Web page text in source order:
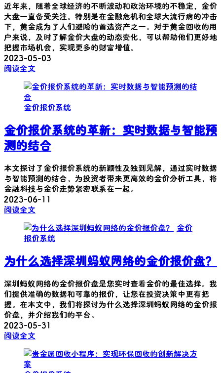
近年来，随着全球经济的不断波动和政治环境的不稳定，金价
大盘一直备受关注。特别是在金融危机和全球大流行病的冲击
下，黄金成为了人们避险的首选资产之一。对于黄金回收的用
户来说，及时了解金价大盘的动态变化，可以帮助他们更好地
把握市场机会，实现更多的财富增值。
2023-05-03
阅读全文
金价报价系统
金价报价系统的革新：实时数据与智能预
测的结合
本文探讨了金价报价系统的新颖性及独到见解，通过实时数据
与智能预测的结合，为投资者带来更高效的金价分析工具，将
金融科技与金价走势紧密联系在一起。
2023-06-11
阅读全文
金价
报价系统
为什么选择深圳蚂蚁网络的金价报价盘？
深圳蚂蚁网络的金价报价盘是您实时查看金价的最佳选择。我
们提供准确的数据和可靠的报价，让您在投资决策中更有把
握。在本文中，我们将探讨为什么选择深圳蚂蚁网络的金价报
价盘，并介绍我们的平台。
2023-05-31
阅读全文